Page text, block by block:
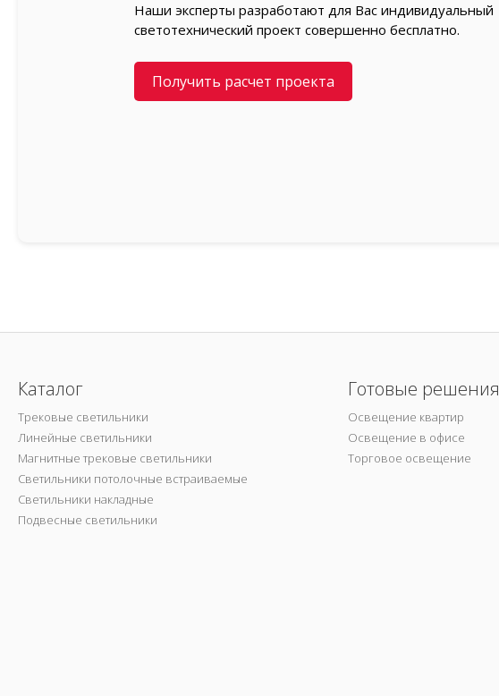
Наши эксперты разработают для Вас индивидуальный
светотехнический проект совершенно бесплатно.
Получить расчет проекта
Каталог
Трековые светильники
Линейные светильники
Магнитные трековые светильники
Светильники потолочные встраиваемые
Светильники накладные
Подвесные светильники
Готовые решения
Освещение квартир
Освещение в офисе
Торговое освещение